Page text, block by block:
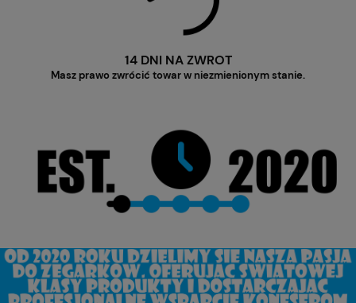
14 DNI NA ZWROT
Masz prawo zwrócić towar w niezmienionym stanie.